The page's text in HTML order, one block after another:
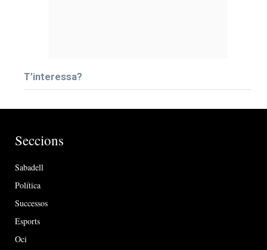
T’interessa?
Seccions
Sabadell
Política
Successos
Esports
Oci